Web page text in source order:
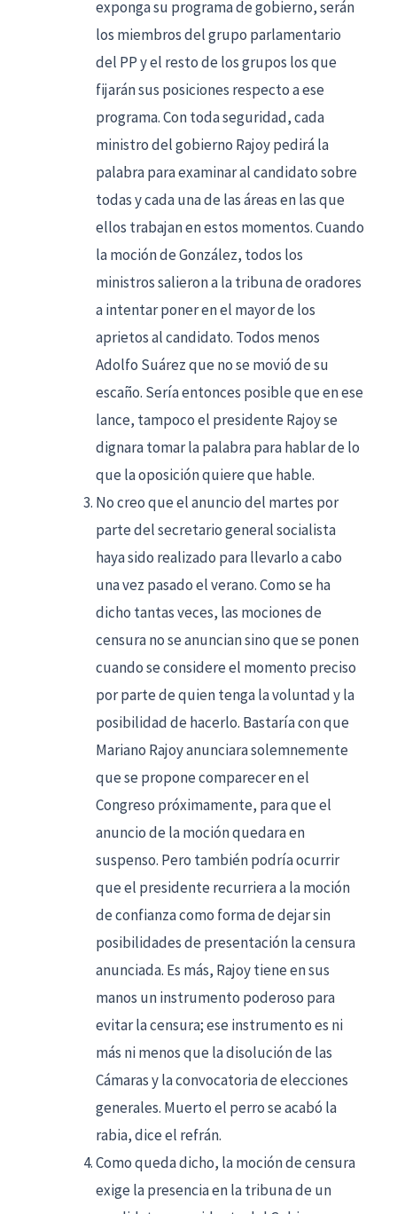
exponga su programa de gobierno, serán
los miembros del grupo parlamentario
del PP y el resto de los grupos los que
fijarán sus posiciones respecto a ese
programa. Con toda seguridad, cada
ministro del gobierno Rajoy pedirá la
palabra para examinar al candidato sobre
todas y cada una de las áreas en las que
ellos trabajan en estos momentos. Cuando
la moción de González, todos los
ministros salieron a la tribuna de oradores
a intentar poner en el mayor de los
aprietos al candidato. Todos menos
Adolfo Suárez que no se movió de su
escaño. Sería entonces posible que en ese
lance, tampoco el presidente Rajoy se
dignara tomar la palabra para hablar de lo
que la oposición quiere que hable.
No creo que el anuncio del martes por
parte del secretario general socialista
haya sido realizado para llevarlo a cabo
una vez pasado el verano. Como se ha
dicho tantas veces, las mociones de
censura no se anuncian sino que se ponen
cuando se considere el momento preciso
por parte de quien tenga la voluntad y la
posibilidad de hacerlo. Bastaría con que
Mariano Rajoy anunciara solemnemente
que se propone comparecer en el
Congreso próximamente, para que el
anuncio de la moción quedara en
suspenso. Pero también podría ocurrir
que el presidente recurriera a la moción
de confianza como forma de dejar sin
posibilidades de presentación la censura
anunciada. Es más, Rajoy tiene en sus
manos un instrumento poderoso para
evitar la censura; ese instrumento es ni
más ni menos que la disolución de las
Cámaras y la convocatoria de elecciones
generales. Muerto el perro se acabó la
rabia, dice el refrán.
Como queda dicho, la moción de censura
exige la presencia en la tribuna de un